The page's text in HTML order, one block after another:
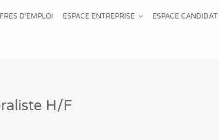
D’EMPLOI ESPACE ENTREPRISE ESPACE CANDIDAT
H/F